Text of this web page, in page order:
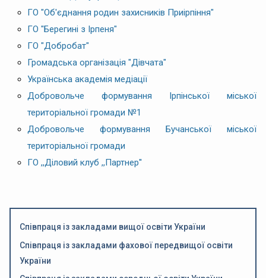
ГО "Об'єднання родин захисників Приірпіння"
ГО "Берегині з Ірпеня"
ГО "Добробат"
Громадська організація "Дівчата"
Українська академія медіації
Добровольче формування Ірпінської міської
територіальної громади №1
Добровольче формування Бучанської міської
територіальної громади
ГО ,,Діловий клуб ,,Партнер''
Співпраця із закладами вищої освіти України
Співпраця із закладами фахової передвищої освіти
України